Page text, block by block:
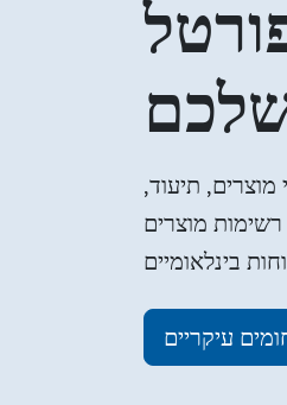
מוצרים, תיעוד,
רשימות מוצרים B2B, רשימות מחירים, שירותים ותהליכים. ניתן
עיקריים